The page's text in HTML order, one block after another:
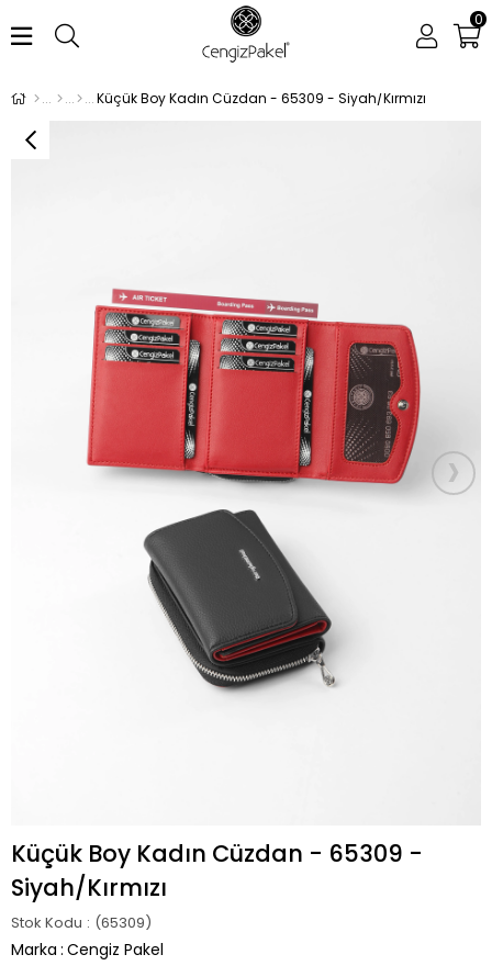
0
Küçük Boy Kadın Cüzdan - 65309 - Siyah/Kırmızı
›
Küçük Boy Kadın Cüzdan - 65309 -
Siyah/Kırmızı
Stok Kodu (65309)
Marka : Cengiz Pakel